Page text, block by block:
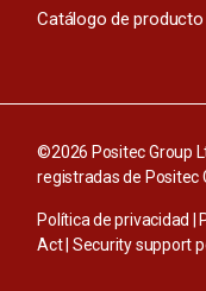
Catálogo de producto
©2026 Positec Group
registradas de Positec
Política de privacidad
Act| Security support